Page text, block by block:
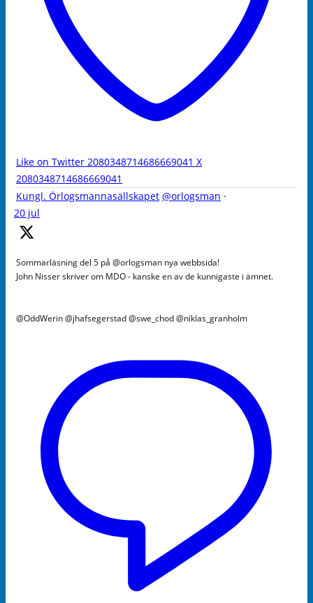
Like on Twitter 2080348714686669041 X
2080348714686669041
Kungl. Örlogsmannasällskapet @orlogsman ·
20 jul
Sommarläsning del 5 på @orlogsman nya webbsida!
John Nisser skriver om MDO - kanske en av de kunnigaste i ämnet.
@OddWerin @jhafsegerstad @swe_chod @niklas_granholm